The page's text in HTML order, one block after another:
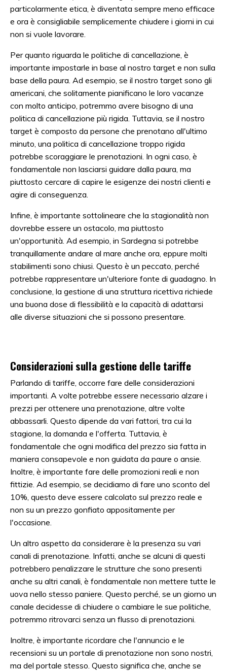
particolarmente etica, è diventata sempre meno efficace
e ora è consigliabile semplicemente chiudere i giorni in cui
non si vuole lavorare.
Per quanto riguarda le politiche di cancellazione, è
importante impostarle in base al nostro target e non sulla
base della paura. Ad esempio, se il nostro target sono gli
americani, che solitamente pianificano le loro vacanze
con molto anticipo, potremmo avere bisogno di una
politica di cancellazione più rigida. Tuttavia, se il nostro
target è composto da persone che prenotano all'ultimo
minuto, una politica di cancellazione troppo rigida
potrebbe scoraggiare le prenotazioni. In ogni caso, è
fondamentale non lasciarsi guidare dalla paura, ma
piuttosto cercare di capire le esigenze dei nostri clienti e
agire di conseguenza.
Infine, è importante sottolineare che la stagionalità non
dovrebbe essere un ostacolo, ma piuttosto
un'opportunità. Ad esempio, in Sardegna si potrebbe
tranquillamente andare al mare anche ora, eppure molti
stabilimenti sono chiusi. Questo è un peccato, perché
potrebbe rappresentare un'ulteriore fonte di guadagno. In
conclusione, la gestione di una struttura ricettiva richiede
una buona dose di flessibilità e la capacità di adattarsi
alle diverse situazioni che si possono presentare.
Considerazioni sulla gestione delle tariffe
Parlando di tariffe, occorre fare delle considerazioni
importanti. A volte potrebbe essere necessario alzare i
prezzi per ottenere una prenotazione, altre volte
abbassarli. Questo dipende da vari fattori, tra cui la
stagione, la domanda e l'offerta. Tuttavia, è
fondamentale che ogni modifica del prezzo sia fatta in
maniera consapevole e non guidata da paure o ansie.
Inoltre, è importante fare delle promozioni reali e non
fittizie. Ad esempio, se decidiamo di fare uno sconto del
10%, questo deve essere calcolato sul prezzo reale e
non su un prezzo gonfiato appositamente per
l'occasione.
Un altro aspetto da considerare è la presenza su vari
canali di prenotazione. Infatti, anche se alcuni di questi
potrebbero penalizzare le strutture che sono presenti
anche su altri canali, è fondamentale non mettere tutte le
uova nello stesso paniere. Questo perché, se un giorno un
canale decidesse di chiudere o cambiare le sue politiche,
potremmo ritrovarci senza un flusso di prenotazioni.
Inoltre, è importante ricordare che l'annuncio e le
recensioni su un portale di prenotazione non sono nostri,
ma del portale stesso. Questo significa che, anche se